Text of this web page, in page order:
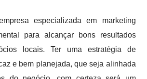
especializada em marketing
para alcançar bons resultados
locais. Ter uma estratégia de
e bem planejada, que seja alinhada